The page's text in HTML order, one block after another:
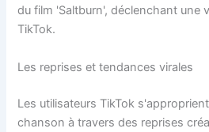
du film 'Saltburn', déclenchant une
TikTok.
Les reprises et tendances virales
Les utilisateurs TikTok
chanson à travers des reprises